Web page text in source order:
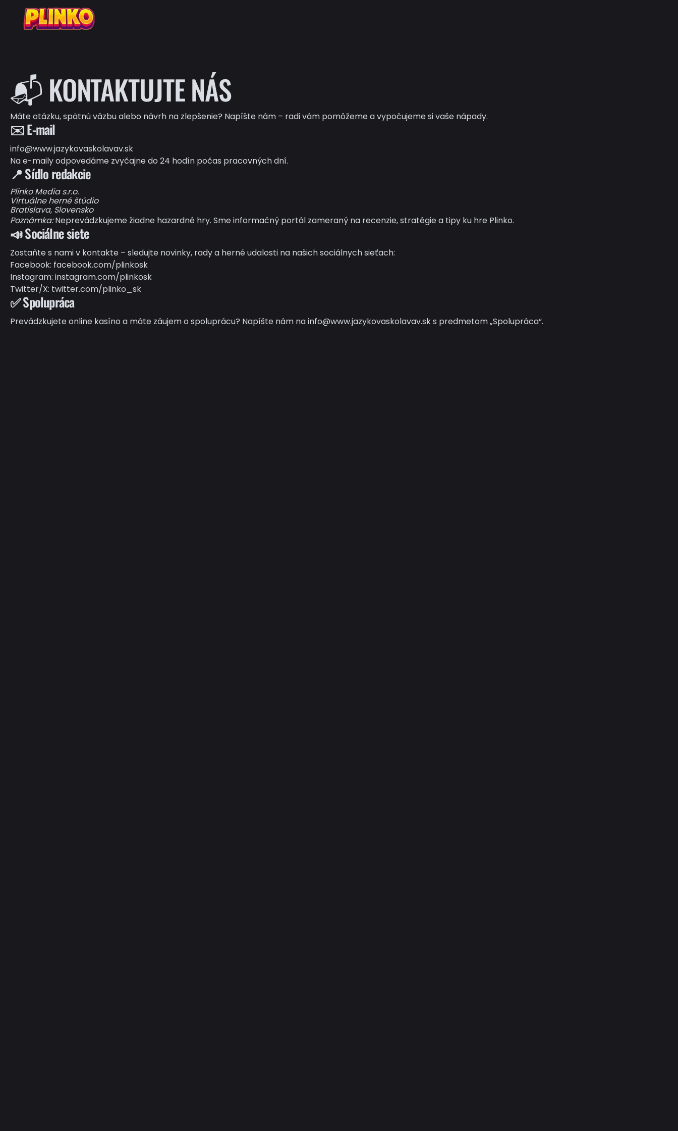
📬 KONTAKTUJTE NÁS
Máte otázku, spätnú väzbu alebo návrh na zlepšenie? Napíšte nám – radi vám pomôžeme a vypočujeme si vaše nápady.
✉️ E-mail
info@www.jazykovaskolavav.sk
Na e-maily odpovedáme zvyčajne do 24 hodín počas pracovných dní.
📍 Sídlo redakcie
Plinko Media s.r.o.
Virtuálne herné štúdio
Bratislava, Slovensko
Poznámka:Neprevádzkujeme žiadne hazardné hry. Sme informačný portál zameraný na recenzie, stratégie a tipy ku hre Plinko.
📣 Sociálne siete
Zostaňte s nami v kontakte – sledujte novinky, rady a herné udalosti na našich sociálnych sieťach:
Facebook: facebook.com/plinkosk
Instagram: instagram.com/plinkosk
Twitter/X: twitter.com/plinko_sk
✅ Spolupráca
Prevádzkujete online kasíno a máte záujem o spoluprácu? Napíšte nám nainfo@www.jazykovaskolavav.sks predmetom „Spolupráca“.